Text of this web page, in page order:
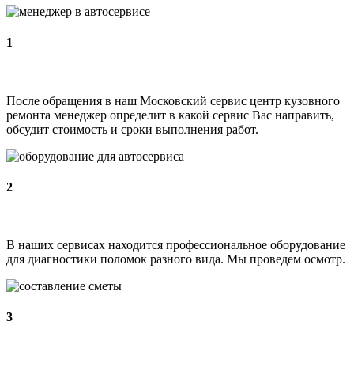
1
После обращения в наш Московский сервис центр кузовного
ремонта менеджер определит в какой сервис Вас направить,
обсудит стоимость и сроки выполнения работ.
2
В наших сервисах находится профессиональное оборудование
для диагностики поломок разного вида. Мы проведем осмотр.
3